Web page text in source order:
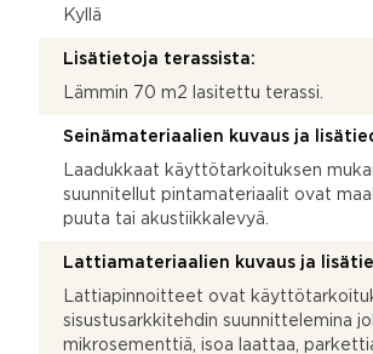
Kyllä
Lisätietoja terassista:
Lämmin 70 m2 lasitettu terassi.
Seinämateriaalien kuvaus ja
Laadukkaat käyttötarkoituksen
suunnitellut pintamateriaalit ovat
puuta tai akustiikkalevyä.
Lattiamateriaalien kuvaus ja
Lattiapinnoitteet ovat
sisustusarkkitehdin suunnittelemina
mikrosementtiä, isoa laattaa,